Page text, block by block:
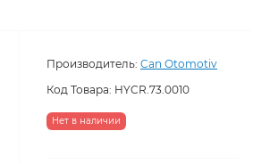
Производитель: Can Otomotiv
Код Товара: HYCR.73.0010
Нет в наличии